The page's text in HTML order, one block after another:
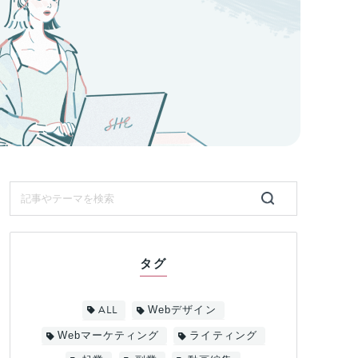
タグ
ALL Webデザイン
Webマーケティング ライティング